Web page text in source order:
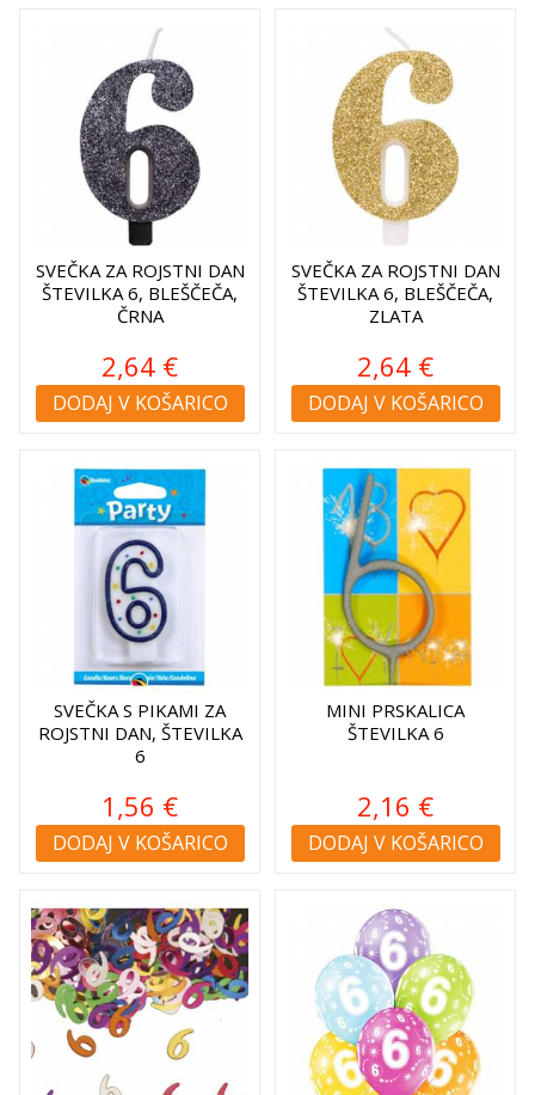
SVEČKA ZA ROJSTNI DAN
ŠTEVILKA 6, BLEŠČEČA,
ČRNA
2,64 €
DODAJ V KOŠARICO
SVEČKA ZA ROJSTNI DAN
ŠTEVILKA 6, BLEŠČEČA,
ZLATA
2,64 €
DODAJ V KOŠARICO
SVEČKA S PIKAMI ZA
ROJSTNI DAN, ŠTEVILKA
6
1,56 €
DODAJ V KOŠARICO
MINI PRSKALICA
ŠTEVILKA 6
2,16 €
DODAJ V KOŠARICO